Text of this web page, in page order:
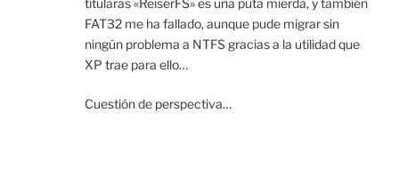
titularas «ReiserFS» es una puta mierda, y también
FAT32 me ha fallado, aunque pude migrar sin
ningún problema a NTFS gracias a la utilidad que
XP trae para ello…
Cuestión de perspectiva…